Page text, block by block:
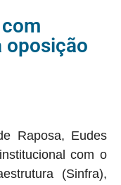
oposição
Raposa, Eudes
com o
(Sinfra),